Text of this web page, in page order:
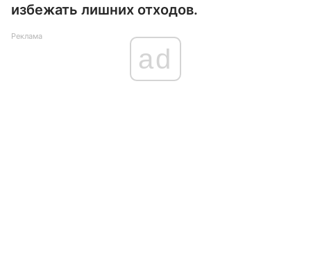
избежать лишних отходов.
Реклама
ad